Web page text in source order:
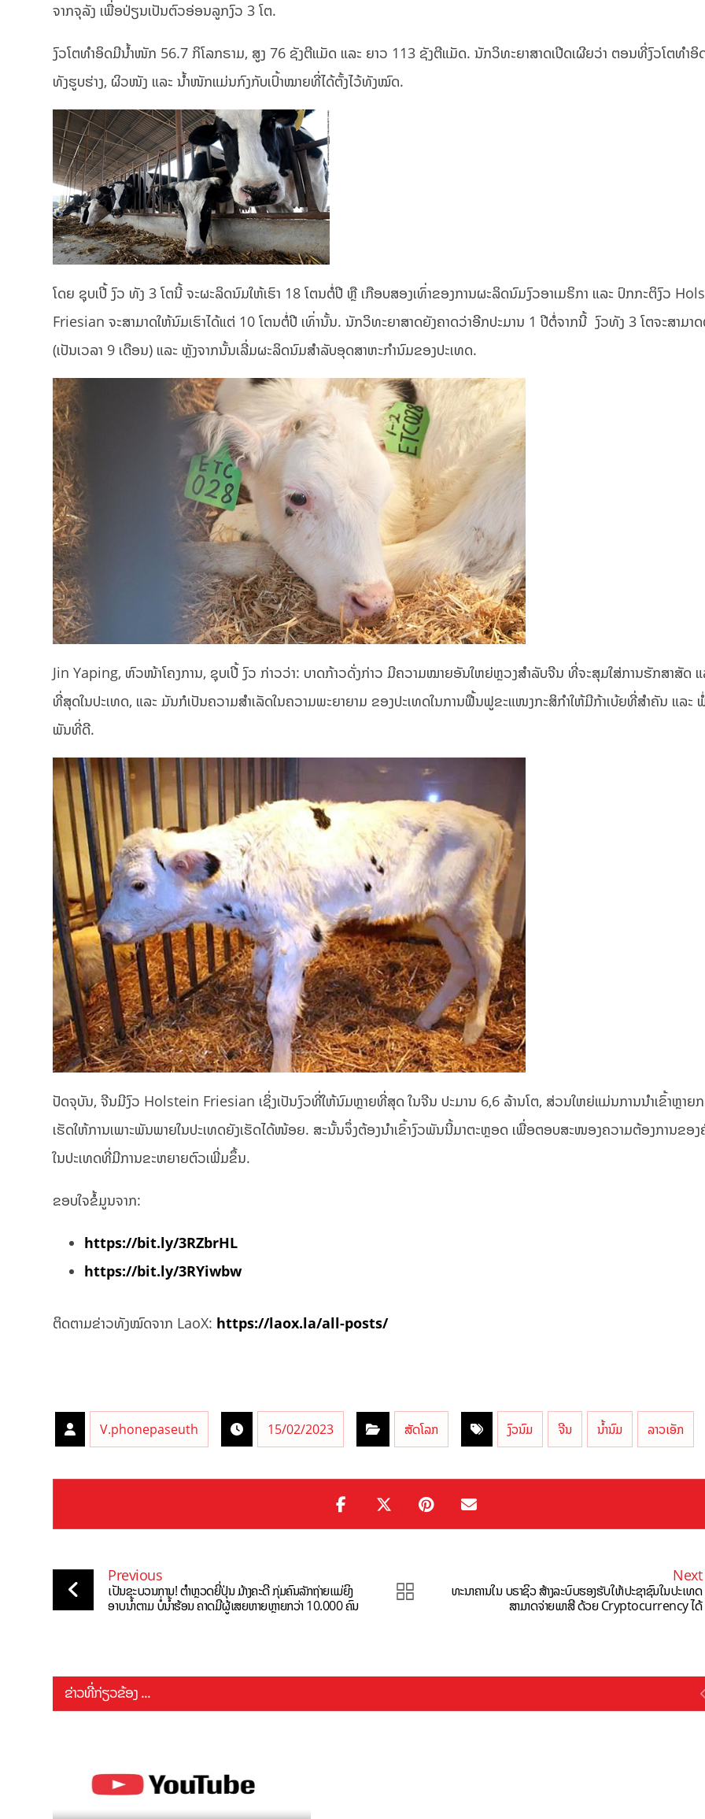
ຈາກຈຸລັງ ເພື່ອ​ປ່ຽນເປັນຕົວອ່ອນລູກງົວ 3 ໂຕ​.
ງົວໂຕທໍາອິດມີນໍ້າໜັກ 56.7 ກິໂລກຣາມ, ສູງ 76 ຊັງຕີແມັດ ແລະ ຍາວ 113 ຊັງຕີແມັດ. ນັກວິທະຍາສາດເປີດເຜີຍວ່າ ຕອນທີ່ງົວໂຕທຳອິ
ທັງຮູບຮ່າງ, ຜິວໜັງ ແລະ ນໍ້າໜັກແມ່ນກົງກັບເປົ້າໝາຍທີ່ໄດ້ຕັ້ງໄວ້ທັງໝົດ.
ໂດຍ ຊຸບເປີ້ ງົວ ທັງ 3 ໂຕນີ້ ຈະຜະລິດນົມໃຫ້ເຮົາ 18 ໂຕນຕໍ່ປີ ຫຼື ເກືອບສອງເທົ່າຂອງການຜະລິດນົມງົວອາເມຣິກາ ແລະ ປົກກະຕິງົວ
Friesian ຈະສາມາດໃຫ້ນົມເຮົາໄດ້ແຕ່ 10 ໂຕນຕໍ່ປີ ເທົ່ານັ້ນ. ນັກວິທະຍາສາດຍັງຄາດ​ວ່າ​ອີກປະມານ 1 ປີຕໍ່ຈາກນີ້ ​ ງົວທັງ 3 ໂຕຈະສາມາ
(ເປັນເວລາ 9 ເດືອນ) ແລະ ຫຼັງຈາກນັ້ນເລີ່ມຜະລິດນົມສໍາລັບອຸດສາຫະກໍານົມຂອງປະເທດ.
Jin Yaping, ຫົວໜ້າໂຄງການ, ຊຸບເປີ້ ງົວ ກ່າວວ່າ: ບາດກ້າວດັ່ງກ່າວ ມີຄວາມໝາຍອັນໃຫຍ່ຫຼວງສຳລັບຈີນ ທີ່ຈະສຸມໃສ່ການຮັກສາສັດ
ທີ່ສຸດໃນປະເທດ, ແລະ ມັນກໍເປັນຄວາມສຳເລັດໃນຄວາມພະຍາຍາມ ຂອງປະເທດໃນການຟື້ນຟູຂະ​ແໜງ​ກະ​ສິ​ກຳ​ໃຫ້ມີກ້າເບ້ຍທີ່ສຳຄັນ ແລະ
ພັນທີ່ດີ.
ປັດຈຸ​ບັນ, ຈີນ​ມີງົວ Holstein Friesian ເຊິ່ງເປັນງົວທີ່ໃຫ້ນົມຫຼາຍທີ່ສຸດ ໃນຈີນ ປະມານ 6,6 ລ້ານ​ໂຕ, ສ່ວນ​ໃຫຍ່​ແມ່ນ​ການ​ນຳ​ເຂົ້າ​ຫຼາຍ​
ເຮັດໃຫ້ການເພາະພັນພາຍໃນປະເທດຍັງເຮັດໄດ້ໜ້ອຍ. ສະນັ້ນຈຶ່ງຕ້ອງນຳເຂົ້າງົວພັນນີ້ມາຕະຫຼອດ ​ເພື່ອ​ຕອບ​ສະໜອງ​ຄວາມ​ຕ້ອງການ​ຂອງ​
ໃນ​ປະ​ເທດ​ທີ່​ມີ​ການ​ຂະຫຍາຍ​ຕົວເພີ່ມຂຶ້ນ.
ຂອບໃຈຂໍ້ມູນຈາກ:
https://bit.ly/3RZbrHL
https://bit.ly/3RYiwbw
ຕິດຕາມຂ່າວທັງໝົດຈາກ LaoX: https://laox.la/all-posts/
V.phonepaseuth 15/02/2023 ສັດໂລກ ງົວນົມ ຈີນ ນ້ຳນົມ ລາວເອັກ
Previous
ເປັນຂະບວນການ! ຕຳຫຼວດຍີ່ປຸ່ນ ມ້າງຄະດີ ກຸ່ມຄົນລັກຖ່າຍແມ່ຍິງ
ອາບນໍ້າຕາມ ບໍ່ນໍ້າຮ້ອນ ຄາດມີຜູ້ເສຍຫາຍຫຼາຍກວ່າ 10.000 ຄົນ
Next
ທະນາຄານໃນ ບຣາຊິວ ສ້າງລະບົບຮອງຮັບໃຫ້ປະຊາຊົນໃນປະເທດ
ສາມາດຈ່າຍພາສີ ດ້ວຍ Cryptocurrency ໄດ້
ຂ່າວທີ່ກ່ຽວຂ້ອງ ...